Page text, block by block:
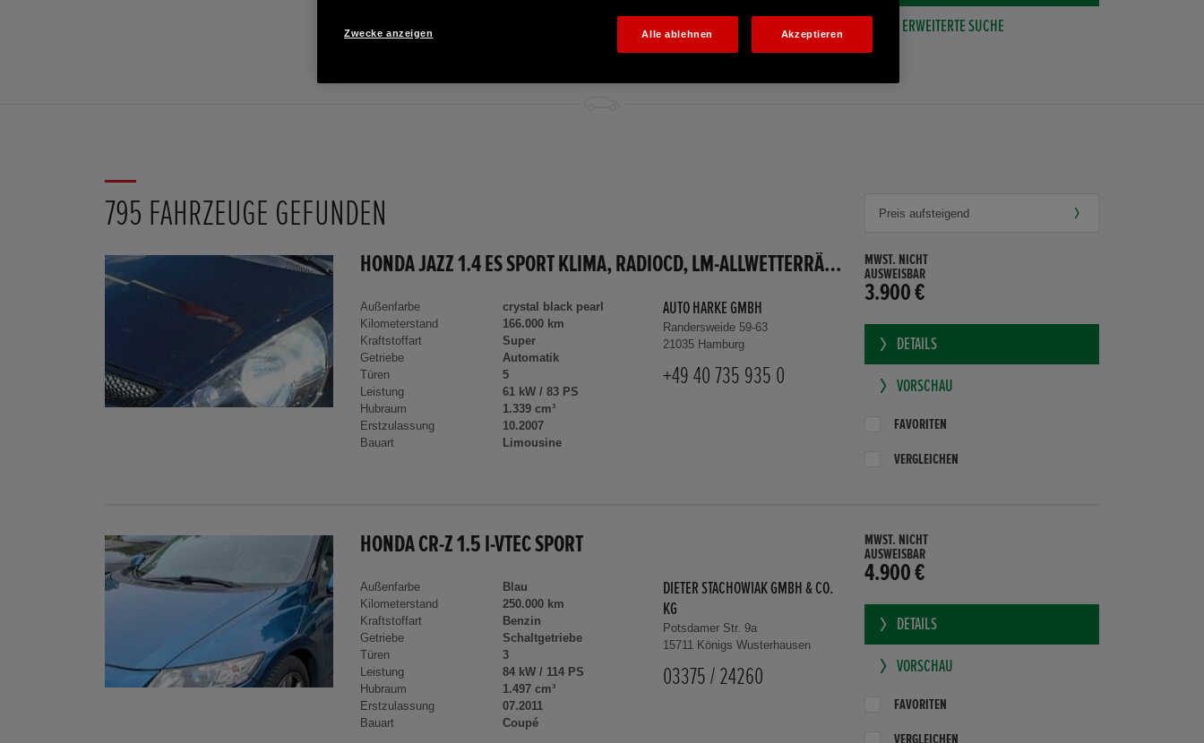
ERWEITERTE SUCHE
795 FAHRZEUGE GEFUNDEN
HONDA JAZZ 1.4 ES SPORT KLIMA, RADIOCD, LM-ALLWETTERRÄDER, PRIVACY
Außenfarbe
crystal black pearl
Kilometerstand
166.000 km
Kraftstoffart
Super
Getriebe
Automatik
Türen
5
Leistung
61 kW / 83 PS
Hubraum
1.339 cm³
Erstzulassung
10.2007
Bauart
Limousine
AUTO HARKE GMBH
Randersweide 59-63
21035 Hamburg
+49 40 735 935 0
MWST. NICHT
AUSWEISBAR
3.900 €
DETAILS
VORSCHAU
FAVORITEN
VERGLEICHEN
HONDA CR-Z 1.5 I-VTEC SPORT
Außenfarbe
Blau
Kilometerstand
250.000 km
Kraftstoffart
Benzin
Getriebe
Schaltgetriebe
Türen
3
Leistung
84 kW / 114 PS
Hubraum
1.497 cm³
Erstzulassung
07.2011
Bauart
Coupé
DIETER STACHOWIAK GMBH & CO.
KG
Potsdamer Str. 9a
15711 Königs Wusterhausen
03375 / 24260
MWST. NICHT
AUSWEISBAR
4.900 €
DETAILS
VORSCHAU
FAVORITEN
VERGLEICHEN
Zwecke anzeigen Alle ablehnen Akzeptieren